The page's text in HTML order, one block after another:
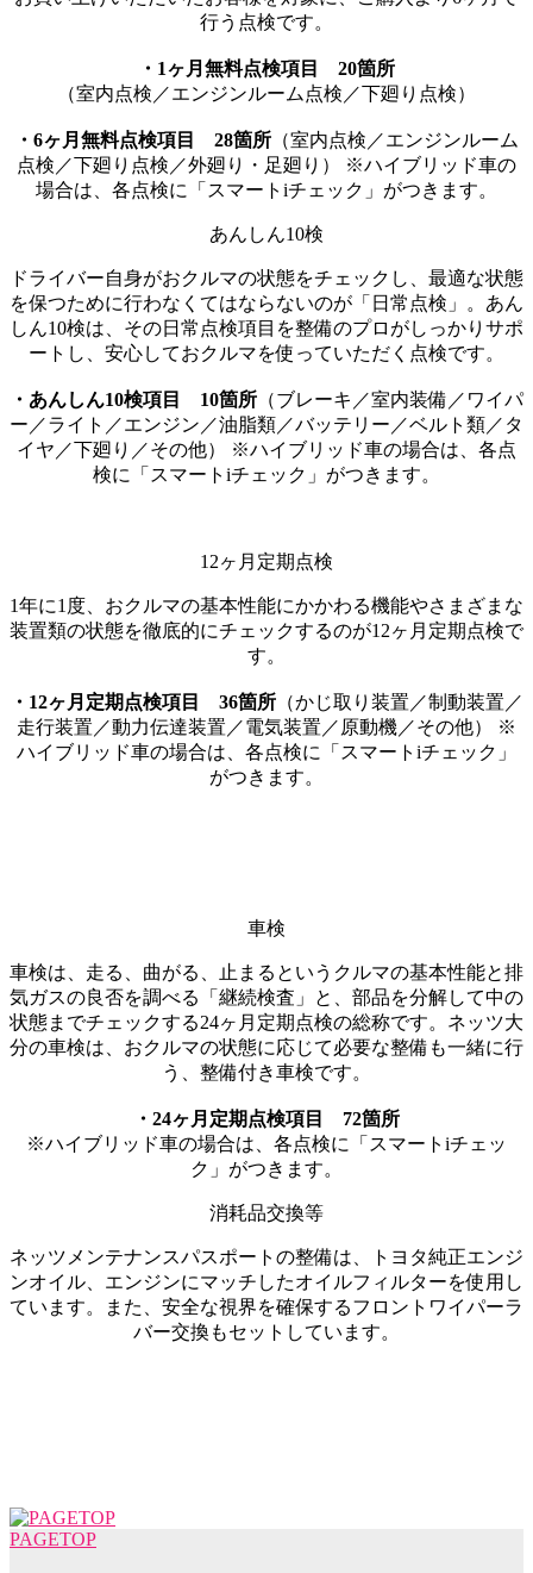
行う点検です。
・1ヶ月無料点検項目 20箇所
（室内点検／エンジンルーム点検／下廻り点検）
・6ヶ月無料点検項目 28箇所 （室内点検／エンジンルーム
点検／下廻り点検／外廻り・足廻り） ※ハイブリッド車の
場合は、各点検に「スマートiチェック」がつきます。
あんしん10検
ドライバー自身がおクルマの状態をチェックし、最適な状態
を保つために行わなくてはならないのが「日常点検」。あん
しん10検は、その日常点検項目を整備のプロがしっかりサポ
ートし、安心しておクルマを使っていただく点検です。
・あんしん10検項目 10箇所 （ブレーキ／室内装備／ワイパ
ー／ライト／エンジン／油脂類／バッテリー／ベルト類／タ
イヤ／下廻り／その他） ※ハイブリッド車の場合は、各点
検に「スマートiチェック」がつきます。
12ヶ月定期点検
1年に1度、おクルマの基本性能にかかわる機能やさまざまな
装置類の状態を徹底的にチェックするのが12ヶ月定期点検で
す。
・12ヶ月定期点検項目 36箇所 （かじ取り装置／制動装置／
走行装置／動力伝達装置／電気装置／原動機／その他） ※
ハイブリッド車の場合は、各点検に「スマートiチェック」
がつきます。
車検
車検は、走る、曲がる、止まるというクルマの基本性能と排
気ガスの良否を調べる「継続検査」と、部品を分解して中の
状態までチェックする24ヶ月定期点検の総称です。ネッツ大
分の車検は、おクルマの状態に応じて必要な整備も一緒に行
う、整備付き車検です。
・24ヶ月定期点検項目 72箇所
※ハイブリッド車の場合は、各点検に「スマートiチェッ
ク」がつきます。
消耗品交換等
ネッツメンテナンスパスポートの整備は、トヨタ純正エンジ
ンオイル、エンジンにマッチしたオイルフィルターを使用し
ています。また、安全な視界を確保するフロントワイパーラ
バー交換もセットしています。
PAGETOP